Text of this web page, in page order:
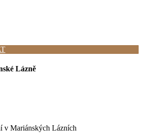
Lázně
v Mariánských Lázních